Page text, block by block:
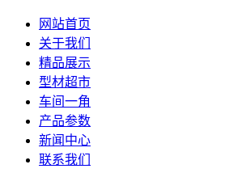
网站首页
关于我们
精品展示
型材超市
车间一角
产品参数
新闻中心
联系我们